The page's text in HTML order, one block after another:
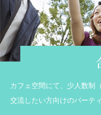
カフェ空間にて、少人数制
交流したい方向けのパーテ